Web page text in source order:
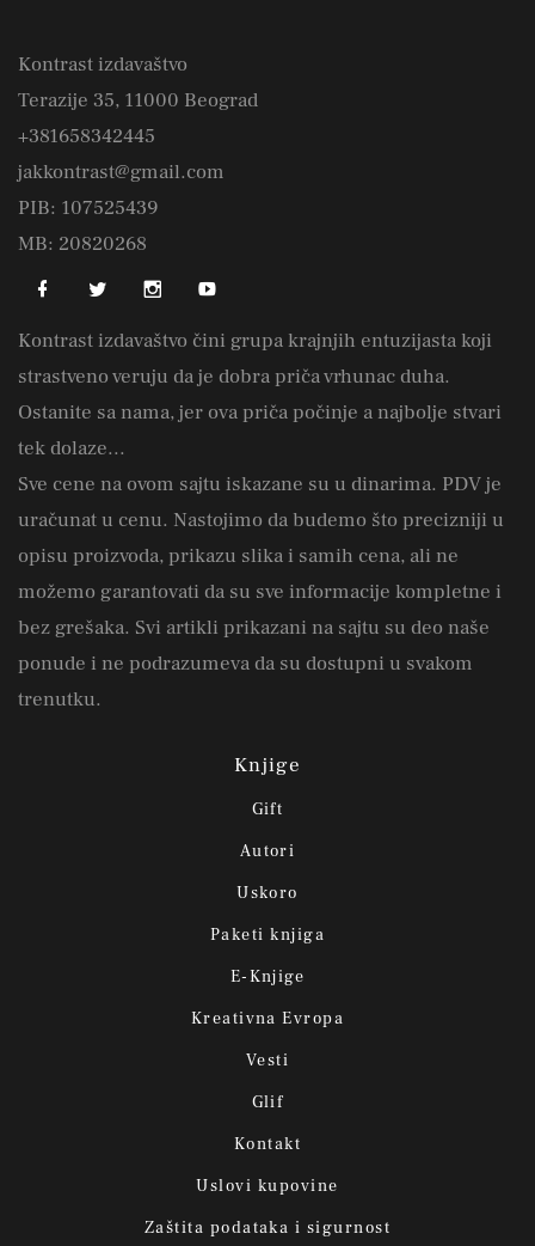
Kontrast izdavaštvo
Terazije 35, 11000 Beograd
+381658342445
jakkontrast@gmail.com
PIB: 107525439
MB: 20820268
Kontrast izdavaštvo čini grupa krajnjih entuzijasta koji
strastveno veruju da je dobra priča vrhunac duha.
Ostanite sa nama, jer ova priča počinje a najbolje stvari
tek dolaze...
Sve cene na ovom sajtu iskazane su u dinarima. PDV je
uračunat u cenu. Nastojimo da budemo što precizniji u
opisu proizvoda, prikazu slika i samih cena, ali ne
možemo garantovati da su sve informacije kompletne i
bez grešaka. Svi artikli prikazani na sajtu su deo naše
ponude i ne podrazumeva da su dostupni u svakom
trenutku.
Knjige
Gift
Autori
Uskoro
Paketi knjiga
E-Knjige
Kreativna Evropa
Vesti
Glif
Kontakt
Uslovi kupovine
Zaštita podataka i sigurnost